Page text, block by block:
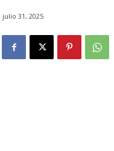
julio 31, 2025